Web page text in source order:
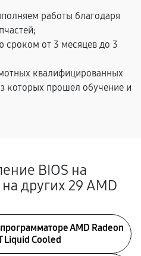
работы благодаря
сроком от 3 месяцев до 3
квалифицированных
которых прошел обучение и
BIOS на
других 29 AMD
AMD Radeon
Liquid Cooled